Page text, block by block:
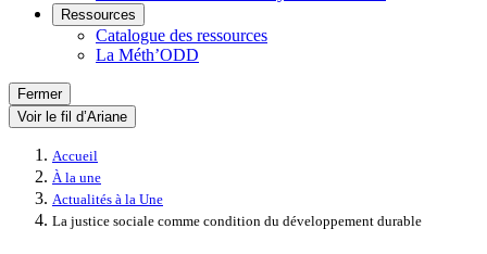
Ressources
Catalogue des ressources
La Méth’ODD
Fermer
Voir le fil d’Ariane
Accueil
À la une
Actualités à la Une
La justice sociale comme condition du développement durable